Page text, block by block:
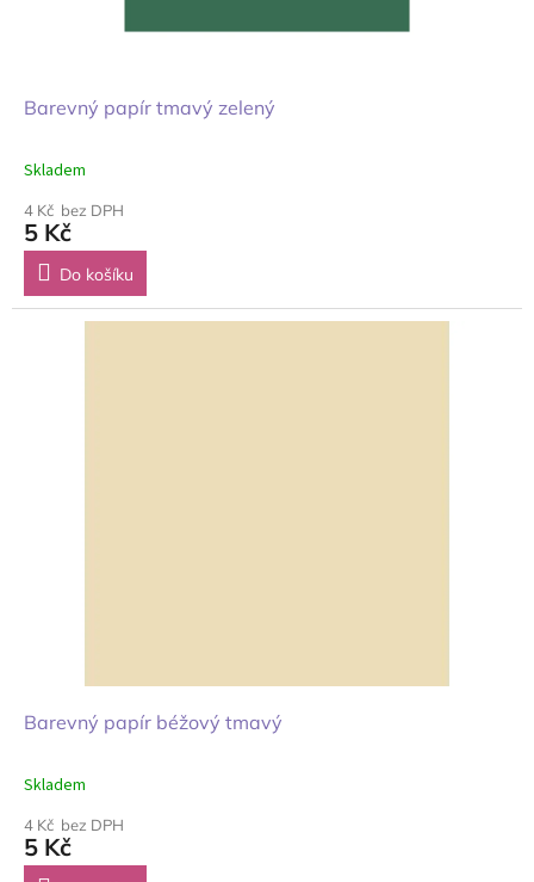
Barevný papír tmavý zelený
Skladem
4 Kč bez DPH
5 Kč
Do košíku
Barevný papír béžový tmavý
Skladem
4 Kč bez DPH
5 Kč